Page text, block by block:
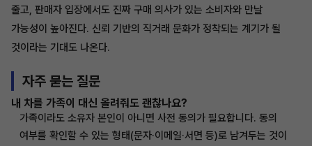
줄고, 판매자 입장에서도 진짜 구매 의사가 있는 소비자와 만날
가능성이 높아진다. 신뢰 기반의 직거래 문화가 정착되는 계기가 될
것이라는 기대도 나온다.
자주 묻는 질문
내 차를 가족이 대신 올려줘도 괜찮나요?
가족이라도 소유자 본인이 아니면 사전 동의가 필요합니다. 동의
여부를 확인할 수 있는 형태(문자·이메일·서면 등)로 남겨두는 것이